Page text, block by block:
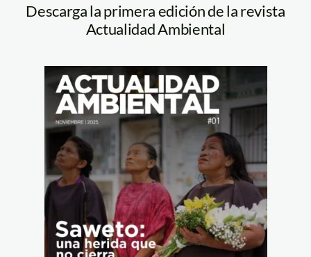
Descarga la primera edición de la revista
Actualidad Ambiental